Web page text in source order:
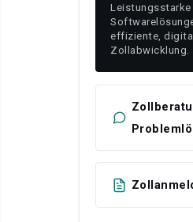
Leistungsstarke
effiziente,
Zollabwicklung.